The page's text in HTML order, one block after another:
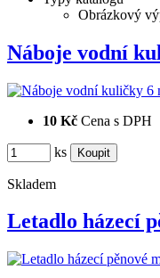
Obrázkový
Náboje vodní
10 Kč Cena s DPH
ks
Skladem
Letadlo házecí